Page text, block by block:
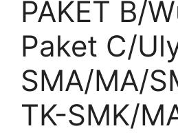
PAKET B/
Paket C/
SMA/MA/
TK-SMK/